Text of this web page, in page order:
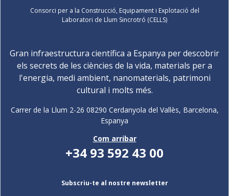
Consorci per a la Construcció, Equipament i Explotació del
Laboratori de Llum Sincrotró (CELLS)
Gran infraestructura científica a Espanya per descobrir
els secrets de les ciències de la vida, materials per a
l'energia, medi ambient, nanomaterials, patrimoni
cultural i molts més.
Carrer de la Llum 2-26 08290 Cerdanyola del Vallès, Barcelona,
Espanya
Com arribar
+34 93 592 43 00
Subscriu-te al nostre newsletter